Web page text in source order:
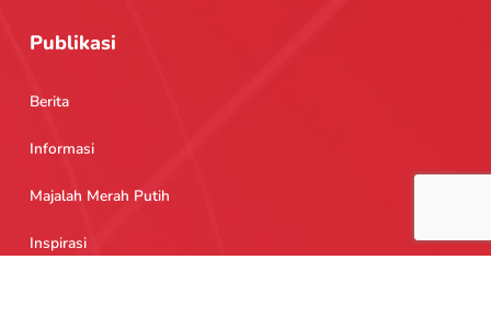
Publikasi
Berita
Informasi
Majalah Merah Putih
Inspirasi